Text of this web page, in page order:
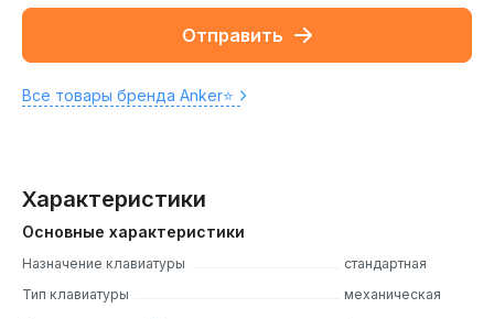
Отправить
Все товары бренда Anker⭐️
Характеристики
Основные характеристики
Назначение клавиатуры
стандартная
Тип клавиатуры
механическая